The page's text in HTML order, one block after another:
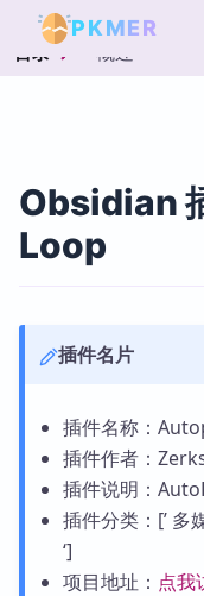
PKMER
目录 概述
Obsidian
Loop
插件名片
插件名称：
插件作者：
插件说明：
插件分类：[’ 多
‘]
项目地址： 点我